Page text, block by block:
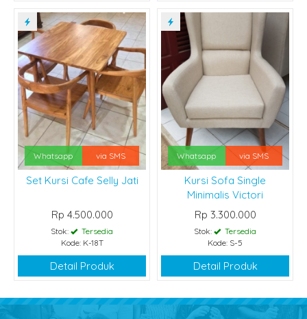
Whatsapp via SMS
Set Kursi Cafe Selly Jati
Rp 4.500.000
Stok:
Tersedia
Kode: K-18T
Detail Produk
Whatsapp via SMS
Kursi Sofa Single
Minimalis Victori
Rp 3.300.000
Stok:
Tersedia
Kode: S-5
Detail Produk